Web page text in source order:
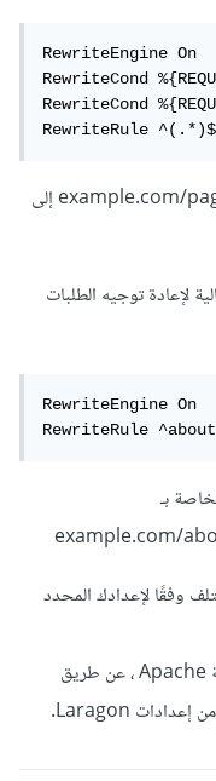
RewriteEngine On
RewriteCond
RewriteCond
RewriteRule
سيؤدي هذا إلى إعادة توجيه جميع طلبات example.com/page إلى
لإعادة توجيه الطلبات
RewriteEngine On
RewriteRule
بـ
وفقًا لإعدادك المحدد
تأكد أيضًا من قراءة ملف .htaccess بواسطة Apache ، عن طريق